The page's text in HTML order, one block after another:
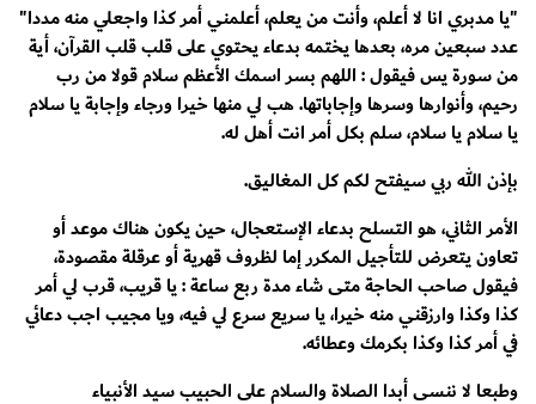
"يا مدبري انا لا أعلم، وأنت من يعلم، أعلمني أمر كذا واجعلي منه مددا"
عدد سبعين مره، بعدها يختمه بدعاء يحتوي على قلب قلب القرآن، أية
من سورة يس فيقول : اللهم بسر اسمك الأعظم سلام قولا من رب
رحيم، وأنوارها وسرها وإجاباتها. هب لي منها خيرا ورجاء وإجابة يا سلام
يا سلام يا سلام، سلم بكل أمر انت أهل له.
بإذن الله ربي سيفتح لكم كل المغاليق.
الأمر الثاني، هو التسلح بدعاء الإستعجال، حين يكون هناك موعد أو
تعاون يتعرض للتأجيل المكرر إما لظروف قهرية أو عرقلة مقصودة،
فيقول صاحب الحاجة متى شاء مدة ربع ساعة : يا قريب، قرب لي أمر
كذا وكذا وارزقني منه خيرا، يا سريع سرع لي فيه، ويا مجيب اجب دعائي
في أمر كذا وكذا بكرمك وعطائه.
وطبعا لا ننسى أبدا الصلاة والسلام على الحبيب سيد الأنبياء